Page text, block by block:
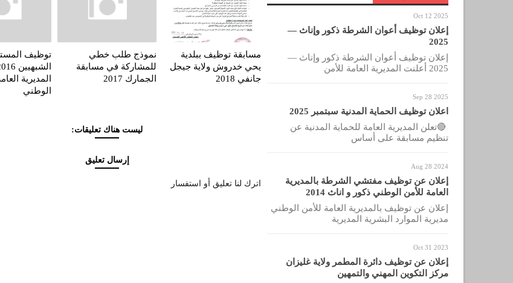
Oct 12 2025
إعلان توظيف أعوان الشرطة ذكور وإناث —
2025
إعلان توظيف أعوان الشرطة ذكور وإناث —
2025 أعلنت المديرية العامة للأمن
Sep 28 2025
اعلان توظيف الحماية المدنية سبتمبر 2025
🔴تعلن المديرية العامة للحماية المدنية عن
تنظيم مسابقة على أساس
Aug 28 2024
إعلان عن توظيف مفتشي الشرطة بالمديرية
العامة للأمن الوطني ذكور و اناث 2014
إعلان عن توظيف بالمديرية العامة للأمن الوطني
مديرية الموارد البشرية المديرية
Oct 31 2023
إعلان عن توظيف دائرة المطمر ولاية غليزان
مركز التكوين المهني والتمهين
مسابقة توظيف ببلدية
يحي خدروش ولاية جيجل
جانفي 2018
نموذج طلب خطي
للمشاركة في مسابقة
الجمارك 2017
توظيف
المديرية
الوطني
ليست هناك تعليقات:
إرسال تعليق
اترك لنا تعليق أو استفسار